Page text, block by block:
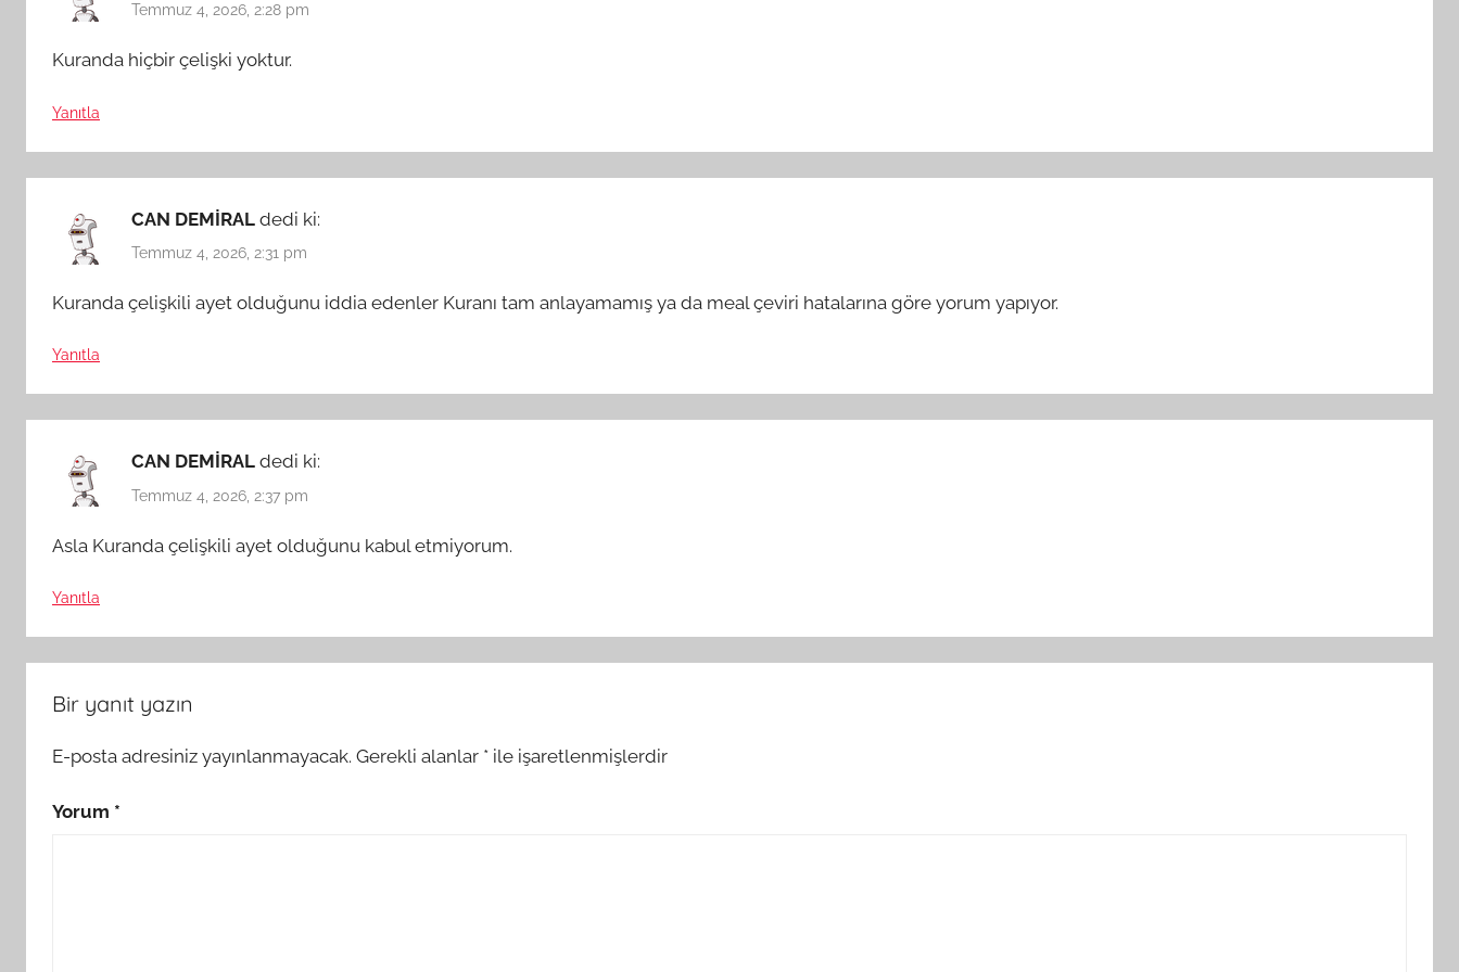
Temmuz 4, 2026, 2:28 pm
Kuranda hiçbir çelişki yoktur.
Yanıtla
CAN DEMİRAL dedi ki:
Temmuz 4, 2026, 2:31 pm
Kuranda çelişkili ayet olduğunu iddia edenler Kuranı tam anlayamamış ya da meal çeviri hatalarına göre yorum yapıyor.
Yanıtla
CAN DEMİRAL dedi ki:
Temmuz 4, 2026, 2:37 pm
Asla Kuranda çelişkili ayet olduğunu kabul etmiyorum.
Yanıtla
Bir yanıt yazın
E-posta adresiniz yayınlanmayacak. Gerekli alanlar * ile işaretlenmişlerdir
Yorum *